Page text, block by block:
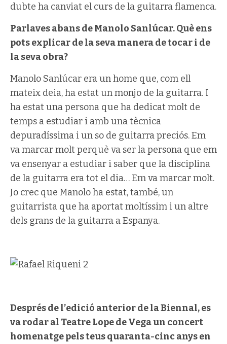
dubte ha canviat el curs de la guitarra flamenca.
Parlaves abans de Manolo Sanlúcar. Què ens
pots explicar de la seva manera de tocar i de
la seva obra?
Manolo Sanlúcar era un home que, com ell
mateix deia, ha estat un monjo de la guitarra. I
ha estat una persona que ha dedicat molt de
temps a estudiar i amb una tècnica
depuradíssima i un so de guitarra preciós. Em
va marcar molt perquè va ser la persona que em
va ensenyar a estudiar i saber que la disciplina
de la guitarra era tot el dia… Em va marcar molt.
Jo crec que Manolo ha estat, també, un
guitarrista que ha aportat moltíssim i un altre
dels grans de la guitarra a Espanya.
Després de l’edició anterior de la Biennal, es
va rodar al Teatre Lope de Vega un concert
homenatge pels teus quaranta-cinc anys en